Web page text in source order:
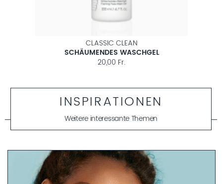
CLASSIC CLEAN
SCHÄUMENDES WASCHGEL
20,00 Fr.
INSPIRATIONEN
Weitere interessante Themen